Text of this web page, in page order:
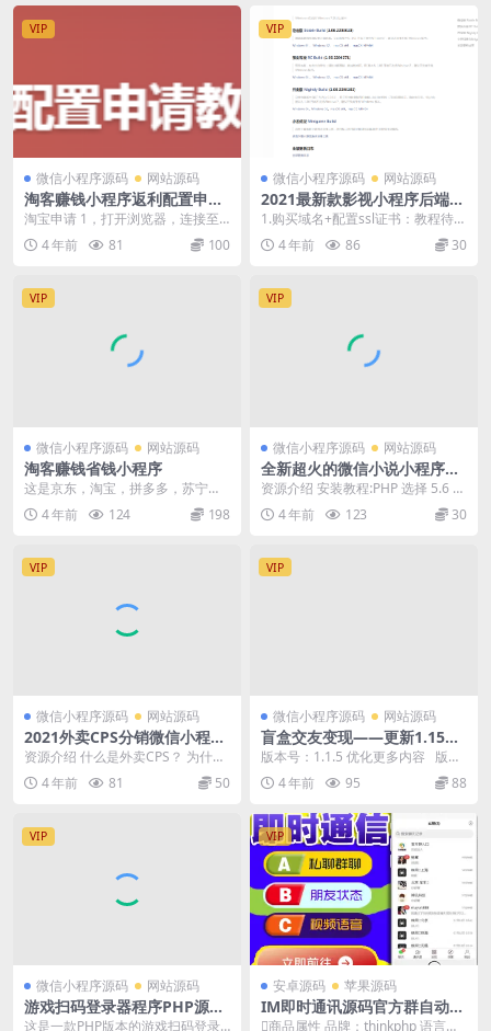
VIP
微信小程序源码 网站源码
淘客赚钱小程序返利配置申请
教程淘宝-京东-拼多多
淘宝申请 1，打开浏览器，连接至
“大淘客”开放平台，注册账号 2，注
册成功后，登...
4 年前 81 100
VIP
微信小程序源码 网站源码
2021最新款影视小程序后端
+前端搭建详细教程
1.购买域名+配置ssl证书：教程待更
新 2.购买云服务器：教程等待更新
3.前...4 年前 86 30
VIP
微信小程序源码 网站源码
淘客赚钱省钱小程序
这是京东，淘宝，拼多多，苏宁，
唯品会，考拉等，淘客多合一小程
序1.9.29小程序...
4 年前 124 198
VIP
微信小程序源码 网站源码
全新超火的微信小说小程序源
码 自带采集带安装教程
资源介绍 安装教程:PHP 选择 5.6 以
上的版本上传我们的后端解压 伪静
态选...4 年前 123 30
VIP
微信小程序源码 网站源码
2021外卖CPS分销微信小程序
源码外卖侠CPS完整源码
资源介绍 什么是外卖CPS？ 为什么
这个项目突然流行起来 什么是外卖
CPS项目？...
4 年前 81 50
VIP
微信小程序源码 网站源码
盲盒交友变现——更新1.15版
本【公众号版】
版本号：1.1.5 优化更多内容 版本
号：1.0.2 – 默认 1...
4 年前 95 88
VIP
微信小程序源码 网站源码
游戏扫码登录器程序PHP源码
版
这是一款PHP版本的游戏扫码登录
VIP
安卓源码 苹果源码
IM即时通讯源码官方群自动采
集朋友圈+完善收藏笔记功能
商品属性 品牌：thinkphp 语言：P